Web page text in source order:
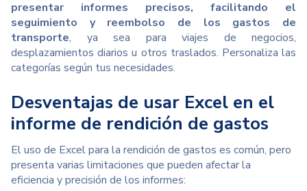
presentar informes precisos, facilitando el
seguimiento y reembolso de los gastos de
transporte, ya sea para viajes de negocios,
desplazamientos diarios u otros traslados. Personaliza las
categorías según tus necesidades.
Desventajas de usar Excel en el
informe de rendición de gastos
El uso de Excel para la rendición de gastos es común, pero
presenta varias limitaciones que pueden afectar la
eficiencia y precisión de los informes: